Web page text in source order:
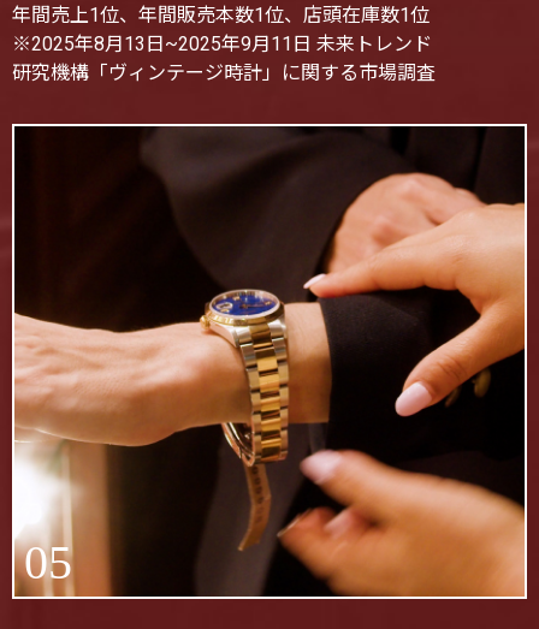
年間売上1位、年間販売本数1位、店頭在庫数1位
※2025年8月13日~2025年9月11日 未来トレンド
研究機構「ヴィンテージ時計」に関する市場調査
05